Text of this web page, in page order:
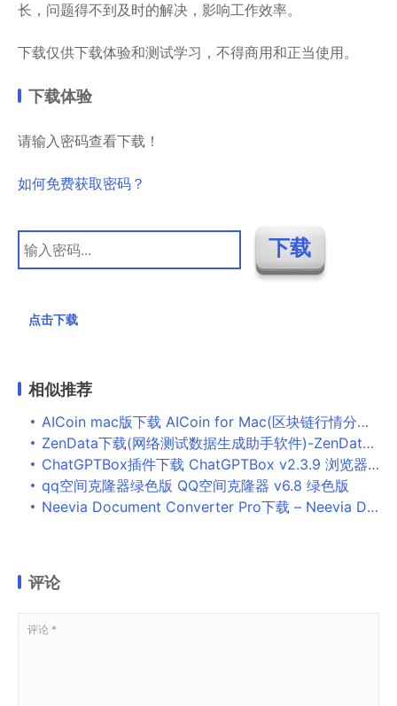
长，问题得不到及时的解决，影响工作效率。
下载仅供下载体验和测试学习，不得商用和正当使用。
下载体验
请输入密码查看下载！
如何免费获取密码？
点击下载
相似推荐
AICoin mac版下载 AICoin for Mac(区块链行情分析软件) V1.7.1 苹果电脑版
ZenData下载(网络测试数据生成助手软件)-ZenData官方版v1.6 电脑版下载
ChatGPTBox插件下载 ChatGPTBox v2.3.9 浏览器扩展插件
qq空间克隆器绿色版 QQ空间克隆器 v6.8 绿色版
Neevia Document Converter Pro下载 – Neevia Document Converter Pro 7.2.0.147 破解版
评论